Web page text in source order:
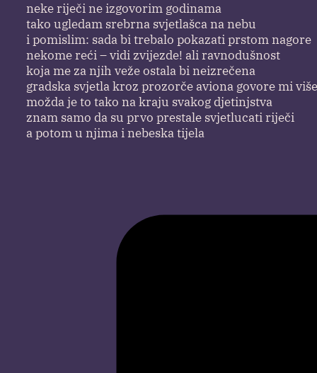
neke riječi ne izgovorim godinama
tako ugledam srebrna svjetlašca na nebu
i pomislim: sada bi trebalo pokazati prstom nagore
nekome reći – vidi zvijezde! ali ravnodušnost
koja me za njih veže ostala bi neizrečena
gradska svjetla kroz prozorče aviona govore mi više
možda je to tako na kraju svakog djetinjstva
znam samo da su prvo prestale svjetlucati riječi
a potom u njima i nebeska tijela